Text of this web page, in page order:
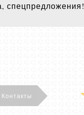
спецпредложения!
Контакты